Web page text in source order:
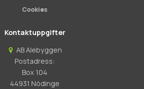
Cookies
Kontaktuppgifter
AB Alebyggen
Postadress:
Box 104
44931 Nödinge